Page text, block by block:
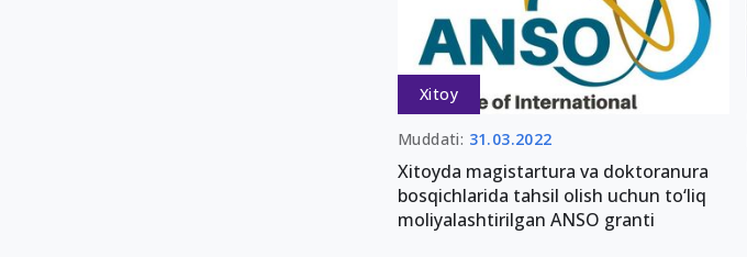
Xitoy
Muddati: 31.03.2022
Xitoyda magistartura va doktoranura
bosqichlarida tahsil olish uchun to‘liq
moliyalashtirilgan ANSO granti